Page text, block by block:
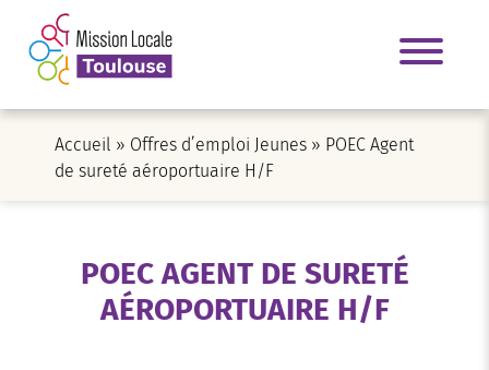
Accueil » Offres d’emploi Jeunes » POEC Agent
de sureté aéroportuaire H/F
POEC AGENT DE SURETÉ
AÉROPORTUAIRE H/F